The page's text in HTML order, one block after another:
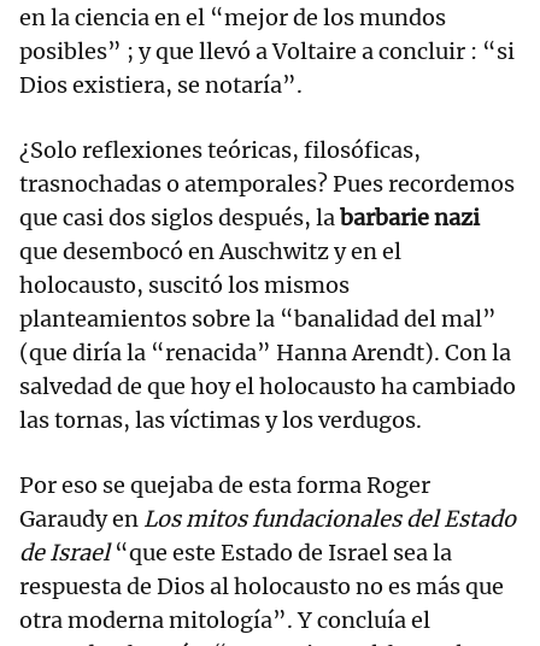
en la ciencia en el “mejor de los mundos
posibles” ; y que llevó a Voltaire a concluir : “si
Dios existiera, se notaría”.
¿Solo reflexiones teóricas, filosóficas,
trasnochadas o atemporales? Pues recordemos
que casi dos siglos después, labarbarie nazi
que desembocó en Auschwitz y en el
holocausto, suscitó los mismos
planteamientos sobre la “banalidad del mal”
(que diría la “renacida” Hanna Arendt). Con la
salvedad de que hoy el holocausto ha cambiado
las tornas, las víctimas y los verdugos.
Por eso se quejaba de esta forma Roger
Garaudy en Los mitos fundacionales del Estado
de Israel“que este Estado de Israel sea la
respuesta de Dios al holocausto no es más que
otra moderna mitología”. Y concluía el